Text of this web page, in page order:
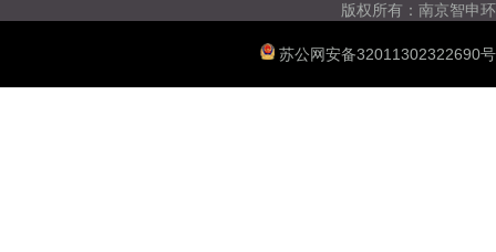
版权所有：南京智申
苏公网安备32011302322690号